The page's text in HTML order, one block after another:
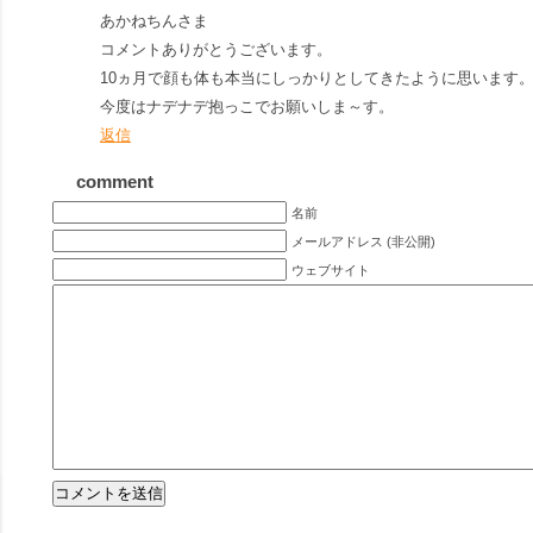
あかねちんさま
コメントありがとうございます。
10ヵ月で顔も体も本当にしっかりとしてきたように思います。
今度はナデナデ抱っこでお願いしま～す。
返信
comment
名前
メールアドレス (非公開)
ウェブサイト